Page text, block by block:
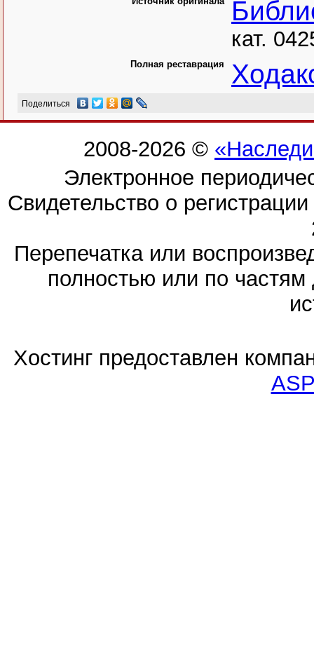
кат.
Полная реставрация
Поделиться
2008-2026 ©
Электронное
Свидетельство о
Перепечатка или
полностью или по частям
Хостинг предоставлен